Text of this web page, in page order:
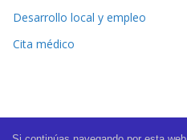
Desarrollo local y empleo
Cita médico